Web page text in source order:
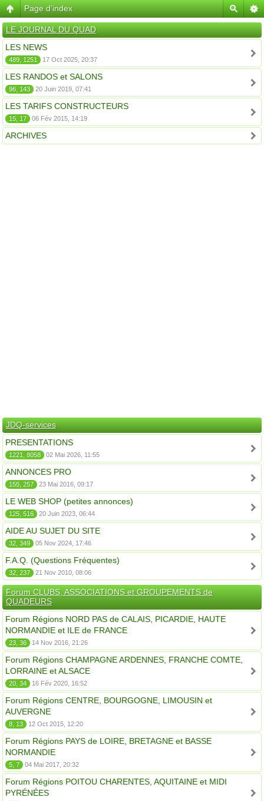
Page d’index
LE JOURNAL DU QUAD
LES NEWS
489, 1251 17 Oct 2025, 20:37
LES RANDOS et SALONS
96, 143 20 Juin 2019, 07:41
LES TARIFS CONSTRUCTEURS
15, 17 06 Fév 2015, 14:19
ARCHIVES
JDQ-services
PRESENTATIONS
1221, 8058 02 Mai 2026, 11:55
ANNONCES PRO
155, 257 23 Mai 2016, 09:17
LE WEB SHOP (petites annonces)
125, 516 20 Juin 2023, 06:44
AIDE AU SUJET DU SITE
32, 349 05 Nov 2024, 17:46
F.A.Q. (Questions Fréquentes)
32, 237 21 Nov 2010, 08:06
Forum CLUBS, ASSOCIATIONS et GROUPEMENTS de
QUADEURS
Forum Régions NORD PAS de CALAIS, PICARDIE, HAUTE
NORMANDIE et ILE de FRANCE
23, 36 14 Nov 2016, 21:26
Forum Régions CHAMPAGNE ARDENNES, FRANCHE COMTE,
LORRAINE et ALSACE
20, 34 16 Fév 2020, 16:52
Forum Régions CENTRE, BOURGOGNE, LIMOUSIN et
AUVERGNE
8, 13 12 Oct 2015, 12:20
Forum Régions PAYS de LOIRE, BRETAGNE et BASSE
NORMANDIE
5, 7 04 Mai 2017, 20:32
Forum Régions POITOU CHARENTES, AQUITAINE et MIDI
PYRÉNÉES